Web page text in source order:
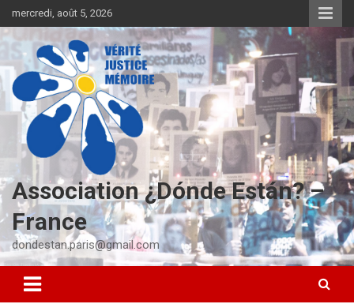
k
t
o
n
t
mercredi, août 5, 2026
Association ¿Dónde Están? –
France
dondestan.paris@gmail.com